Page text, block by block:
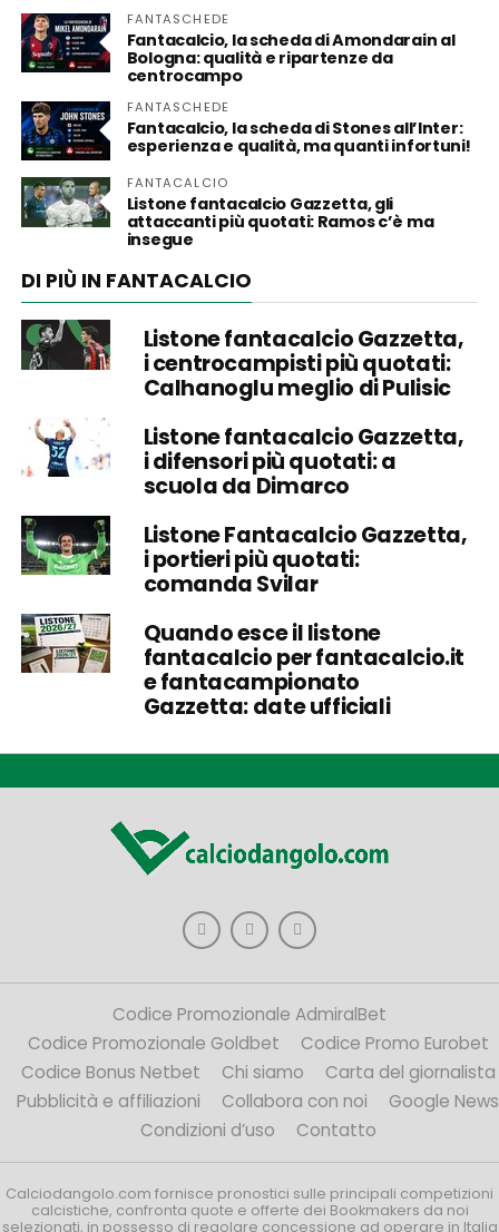
FANTASCHEDE
Fantacalcio, la scheda di Amondarain al
Bologna: qualità e ripartenze da
centrocampo
FANTASCHEDE
Fantacalcio, la scheda di Stones all’Inter:
esperienza e qualità, ma quanti infortuni!
FANTACALCIO
Listone fantacalcio Gazzetta, gli
attaccanti più quotati: Ramos c’è ma
insegue
DI PIÙ IN FANTACALCIO
Listone fantacalcio Gazzetta,
i centrocampisti più quotati:
Calhanoglu meglio di Pulisic
Listone fantacalcio Gazzetta,
i difensori più quotati: a
scuola da Dimarco
Listone Fantacalcio Gazzetta,
i portieri più quotati:
comanda Svilar
Quando esce il listone
fantacalcio per fantacalcio.it
e fantacampionato
Gazzetta: date ufficiali
Codice Promozionale AdmiralBet
Codice Promozionale Goldbet
Codice Promo Eurobet
Codice Bonus Netbet
Chi siamo
Carta del giornalista
Pubblicità e affiliazioni
Collabora con noi
Google News
Condizioni d’uso
Contatto
Calciodangolo.com fornisce pronostici sulle principali competizioni
calcistiche, confronta quote e offerte dei Bookmakers da noi
selezionati, in possesso di regolare concessione ad operare in Italia